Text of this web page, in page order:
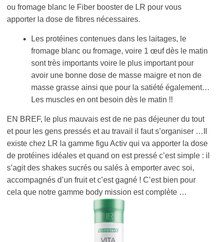
ou fromage blanc le Fiber booster de LR pour vous
apporter la dose de fibres nécessaires.
Les protéines contenues dans les laitages, le
fromage blanc ou fromage, voire 1 œuf dès le matin
sont très importants voire le plus important pour
avoir une bonne dose de masse maigre et non de
masse grasse ainsi que pour la satiété également…
Les muscles en ont besoin dès le matin !!
EN BREF, le plus mauvais est de ne pas déjeuner du tout
et pour les gens pressés et au travail il faut s’organiser …Il
existe chez LR la gamme figu Activ qui va apporter la dose
de protéines idéales et quand on est pressé c’est simple : il
s’agit des shakes sucrés ou salés à emporter avec soi,
accompagnés d’un fruit et c’est gagné ! C’est bien pour
cela que notre gamme body mission est complète …